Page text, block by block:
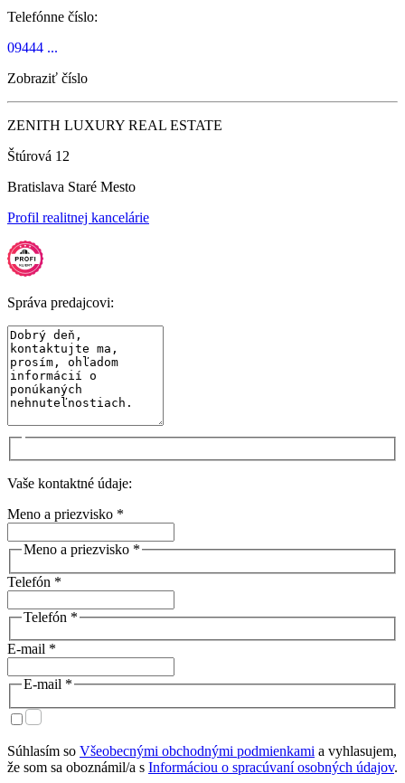
Telefónne číslo:
09444 ...
Zobraziť číslo
ZENITH LUXURY REAL ESTATE
Štúrová 12
Bratislava Staré Mesto
Profil realitnej kancelárie
Správa predajcovi:
Vaše kontaktné údaje:
Meno a priezvisko *
Meno a priezvisko *
Telefón *
Telefón *
E-mail *
E-mail *
Súhlasím so Všeobecnými obchodnými podmienkami a vyhlasujem,
že som sa oboznámil/a s Informáciou o spracúvaní osobných údajov.